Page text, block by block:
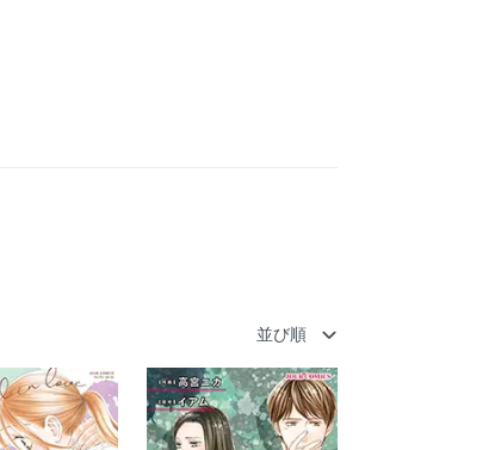
並び順